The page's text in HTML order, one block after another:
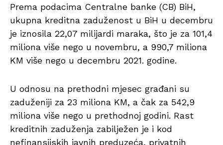
Prema podacima Centralne banke (CB) BiH,
ukupna kreditna zaduženost u BiH u decembru
je iznosila 22,07 milijardi maraka, što je za 101,4
miliona više nego u novembru, a 990,7 miliona
KM više nego u decembru 2021. godine.
U odnosu na prethodni mjesec građani su
zaduženiji za 23 miliona KM, a čak za 542,9
miliona više nego u prethodnoj godini. Rast
kreditnih zaduženja zabilježen je i kod
nefinansijskih javnih preduzeća, privatnih